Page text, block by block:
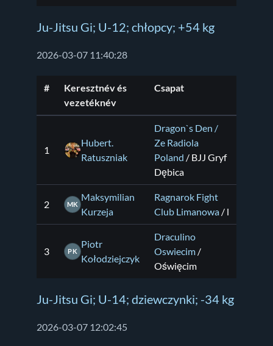
Ju-Jitsu Gi; U-12; chłopcy; +54 kg
2026-03-07 11:40:28
#
Keresztnév és
vezetéknév
Csapat
1
Hubert.
Ratuszniak
Dragon`s Den /
Ze Radiola
Poland / BJJ Gryf
Dębica
2 MK
Maksymilian
Kurzeja
Ragnarok Fight
Club Limanowa / l
3 PK
Piotr
Kołodziejczyk
Draculino
Oswiecim /
Oświęcim
Ju-Jitsu Gi; U-14; dziewczynki; -34 kg
2026-03-07 12:02:45